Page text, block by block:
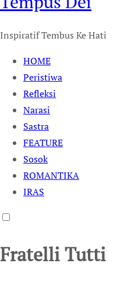
Inspiratif Tembus Ke Hati
HOME
Peristiwa
Refleksi
Narasi
Sastra
FEATURE
Sosok
ROMANTIKA
IRAS
Fratelli Tutti